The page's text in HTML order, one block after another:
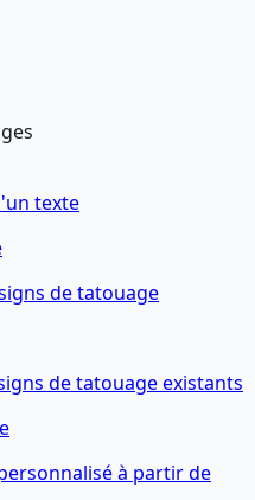
texte
de tatouage
de tatouage existants
à partir de